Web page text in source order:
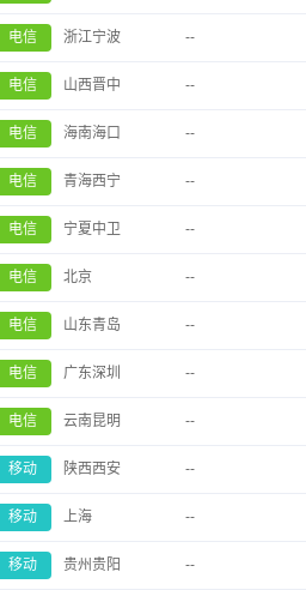
电信 浙江宁波 --
电信 山西晋中 --
电信 海南海口 --
电信 青海西宁 --
电信 宁夏中卫 --
电信 北京 --
电信 山东青岛 --
电信 广东深圳 --
电信 云南昆明 --
移动 陕西西安 --
移动 上海 --
移动 贵州贵阳 --